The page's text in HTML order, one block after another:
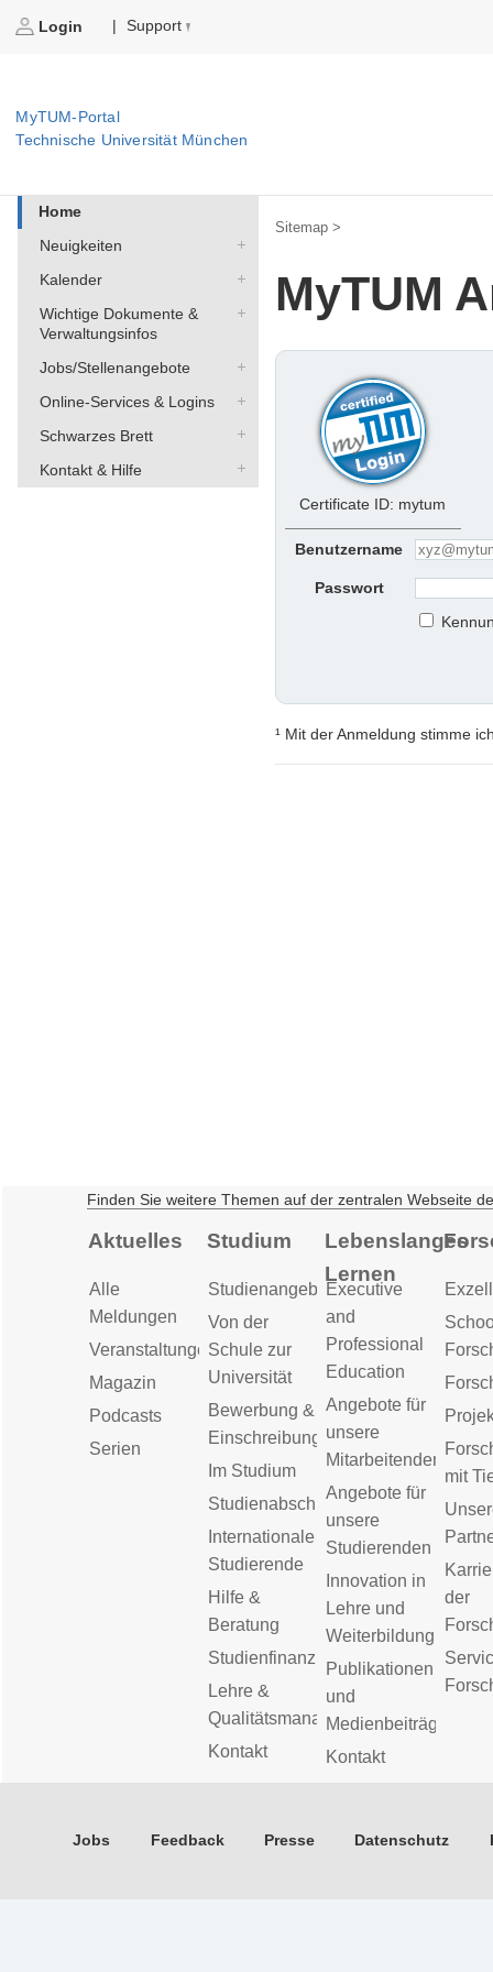
Login | Support
MyTUM-Portal
Technische Universität München
Home
Neuigkeiten
Kalender
Wichtige Dokumente &
Verwaltungsinfos
Jobs/Stellenangebote
Online-Services & Logins
Schwarzes Brett
Kontakt & Hilfe
Sitemap >
MyTUM
Certificate ID: mytum
Benutzername
Passwort
¹ Mit der Anmeldung stimme
Finden Sie weitere Themen auf der zentralen Webseite
Aktuelles
Alle
Meldungen
Veranstaltungen
Magazin
Podcasts
Serien
Studium
Studienangebot
Von der
Schule zur
Universität
Bewerbung &
Einschreibung
Im Studium
Studienabschluss
Internationale
Studierende
Hilfe &
Beratung
Studienfinanzierung
Lehre &
Qualitätsmanagement
Kontakt
Lebenslanges
Lernen
Executive
and
Professional
Education
Angebote für
unsere
Mitarbeitenden
Angebote für
unsere
Studierenden
Innovation in
Lehre und
Weiterbildung
Publikationen
und
Medienbeiträge
Kontakt
mit
der
Jobs Feedback Presse Datenschutz